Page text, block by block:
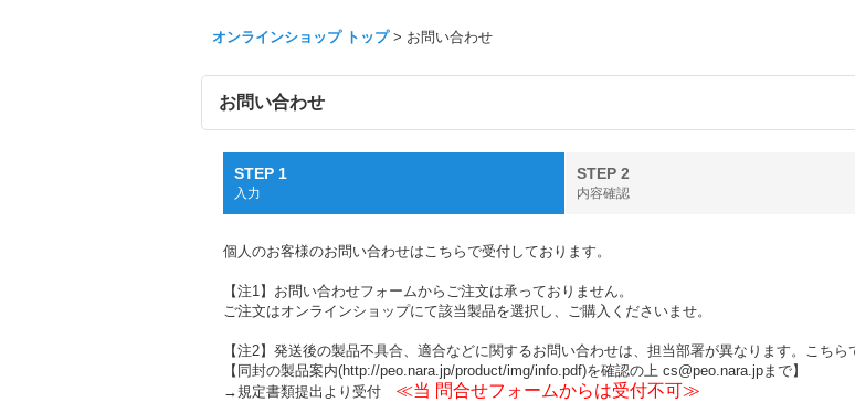
オンラインショップ トップ > お問い合わせ
お問い合わせ
STEP 1
入力
STEP 2
内容確認
個人のお客様のお問い合わせはこちらで受付しております。
【注1】お問い合わせフォームからご注文は承っておりません。
ご注文はオンラインショップにて該当製品を選択し、ご購入くださいませ。
【注2】発送後の製品不具合、適合などに関するお問い合わせは、担当部署が異なります。こち
【同封の製品案内(http://peo.nara.jp/product/img/info.pdf)を確認の上 cs@peo.nara.jpまで】
→規定書類提出より受付 ≪当 問合せフォームからは受付不可≫